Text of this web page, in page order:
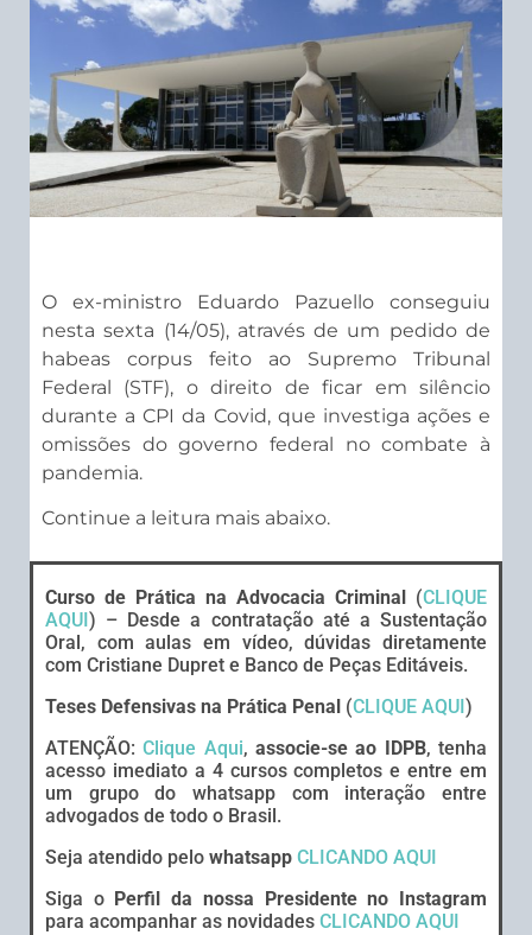
O ex-ministro Eduardo Pazuello conseguiu
nesta sexta (14/05), através de um pedido de
habeas corpus feito ao Supremo Tribunal
Federal (STF), o direito de ficar em silêncio
durante a CPI da Covid, que investiga ações e
omissões do governo federal no combate à
pandemia.
Continue a leitura mais abaixo.
Curso de Prática na Advocacia Criminal (CLIQUE
AQUI ) – Desde a contratação até a Sustentação
Oral, com aulas em vídeo, dúvidas diretamente
com Cristiane Dupret e Banco de Peças Editáveis.
Teses Defensivas na Prática Penal (CLIQUE AQUI )
ATENÇÃO:Clique Aqui,associe-se ao IDPB, tenha
acesso imediato a 4 cursos completos e entre em
um grupo do whatsapp com interação entre
advogados de todo o Brasil.
Seja atendido pelo whatsapp CLICANDO AQUI
Siga o Perfil da nossa Presidente no Instagram
para acompanhar as novidades CLICANDO AQUI